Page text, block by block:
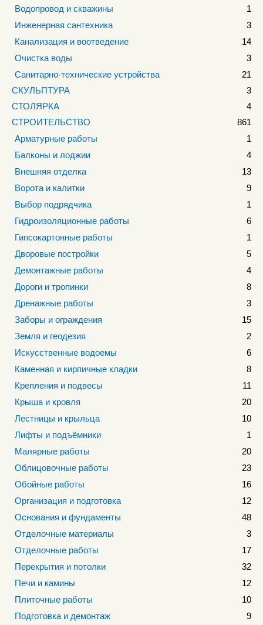
Водопровод и скважины
1
Инженерная сантехника
3
Канализация и воотведение
14
Очистка воды
3
Санитарно-технические устройства
21
СКУЛЬПТУРА
3
СТОЛЯРКА
4
СТРОИТЕЛЬСТВО
861
Арматурные работы
1
Балконы и лоджии
4
Внешняя отделка
13
Ворота и калитки
9
Выбор подрядчика
1
Гидроизоляционные работы
6
Гипсокартонные работы
1
Дворовые постройки
5
Демонтажные работы
4
Дороги и тропинки
8
Дренажные работы
3
Заборы и ограждения
15
Земля и геодезия
2
Искусственные водоемы
6
Каменная и кирпичные кладки
8
Крепления и подвесы
11
Крыша и кровля
20
Лестницы и крыльца
10
Лифты и подъёмники
1
Малярные работы
20
Облицовочные работы
23
Обойные работы
16
Организация и подготовка
12
Основания и фундаменты
48
Отделочные материалы
3
Отделочные работы
17
Перекрытия и потолки
32
Печи и камины
12
Плиточные работы
10
Подготовка и демонтаж
9